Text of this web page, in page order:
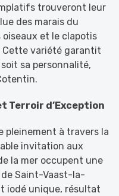
trouveront leur
des marais du
et le clapotis
Cette variété garantit
sa personnalité,
Terroir d’Exception
pleinement à travers la
invitation aux
la mer occupent une
Saint-Vaast-la-
iodé unique, résultat